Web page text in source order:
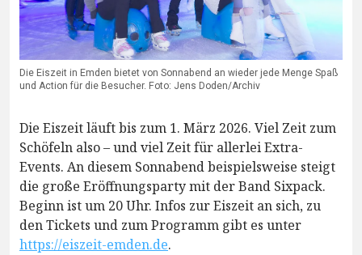
Die Eiszeit in Emden bietet von Sonnabend an wieder jede Menge Spaß
und Action für die Besucher. Foto: Jens Doden/Archiv
Die Eiszeit läuft bis zum 1. März 2026. Viel Zeit zum
Schöfeln also – und viel Zeit für allerlei Extra-
Events. An diesem Sonnabend beispielsweise steigt
die große Eröffnungsparty mit der Band Sixpack.
Beginn ist um 20 Uhr. Infos zur Eiszeit an sich, zu
den Tickets und zum Programm gibt es unter
https://eiszeit-emden.de.